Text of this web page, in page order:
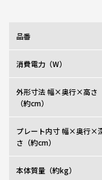
品番
消費電力（W）
外形寸法 幅×奥行×高さ
（約cm）
プレート内寸 幅×奥行×
さ（約cm）
本体質量（約kg）